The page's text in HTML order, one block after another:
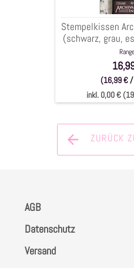
senf
)
Stempelkissen
(schwarz, grau,
) , 4-
(16,99 € /
inkl. 0,00 €
ZURÜCK
AGB
Datenschutz
Versand